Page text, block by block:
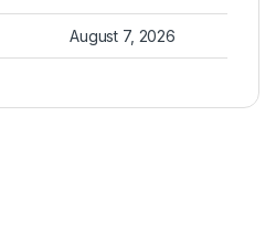
August 7, 2026